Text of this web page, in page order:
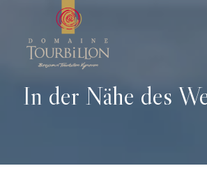
In der Nähe des